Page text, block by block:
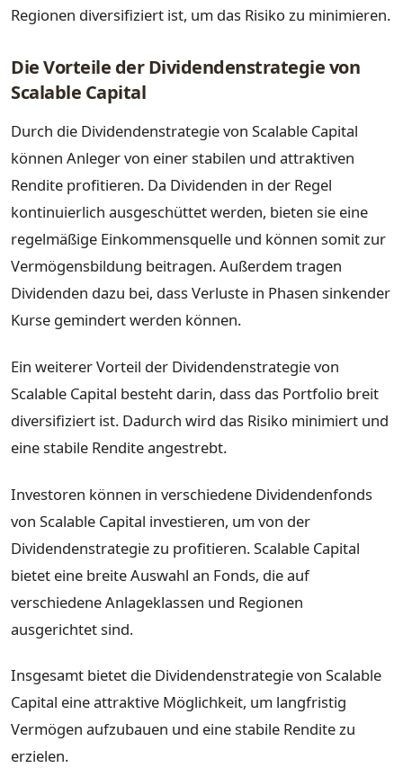
Regionen diversifiziert ist, um das Risiko zu minimieren.
Die Vorteile der Dividendenstrategie von
Scalable Capital
Durch die Dividendenstrategie von Scalable Capital
können Anleger von einer stabilen und attraktiven
Rendite profitieren. Da Dividenden in der Regel
kontinuierlich ausgeschüttet werden, bieten sie eine
regelmäßige Einkommensquelle und können somit zur
Vermögensbildung beitragen. Außerdem tragen
Dividenden dazu bei, dass Verluste in Phasen sinkender
Kurse gemindert werden können.
Ein weiterer Vorteil der Dividendenstrategie von
Scalable Capital besteht darin, dass das Portfolio breit
diversifiziert ist. Dadurch wird das Risiko minimiert und
eine stabile Rendite angestrebt.
Investoren können in verschiedene Dividendenfonds
von Scalable Capital investieren, um von der
Dividendenstrategie zu profitieren. Scalable Capital
bietet eine breite Auswahl an Fonds, die auf
verschiedene Anlageklassen und Regionen
ausgerichtet sind.
Insgesamt bietet die Dividendenstrategie von Scalable
Capital eine attraktive Möglichkeit, um langfristig
Vermögen aufzubauen und eine stabile Rendite zu
erzielen.